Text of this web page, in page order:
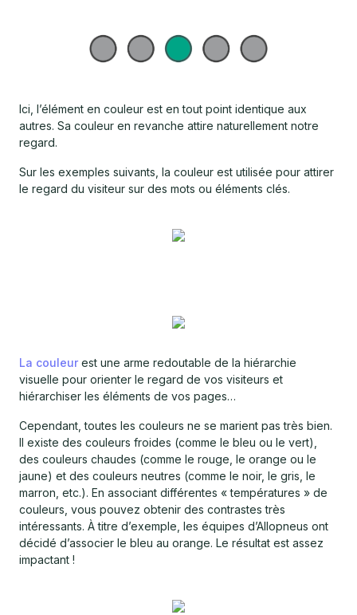
Ici, l’élément en couleur est en tout point identique aux
autres. Sa couleur en revanche attire naturellement notre
regard.
Sur les exemples suivants, la couleur est utilisée pour attirer
le regard du visiteur sur des mots ou éléments clés.
La couleur est une arme redoutable de la hiérarchie
visuelle pour orienter le regard de vos visiteurs et
hiérarchiser les éléments de vos pages…
Cependant, toutes les couleurs ne se marient pas très bien.
Il existe des couleurs froides (comme le bleu ou le vert),
des couleurs chaudes (comme le rouge, le orange ou le
jaune) et des couleurs neutres (comme le noir, le gris, le
marron, etc.). En associant différentes​​ ​​« températures​​ » de
couleurs, vous pouvez obtenir des contrastes très
intéressants. À titre d’exemple, les équipes d’Allopneus ont
décidé d’associer le bleu au orange. Le résultat est assez
impactant !